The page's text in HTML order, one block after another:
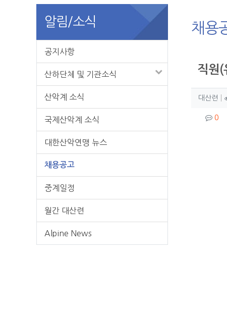
채용
직원(
작성
대산련
컨텐
0댓글
알림/소식
공지사항
산하단체 및 기관소식
산악계 소식
국제산악계 소식
대한산악연맹 뉴스
채용공고
중계일정
월간 대산련
Alpine News